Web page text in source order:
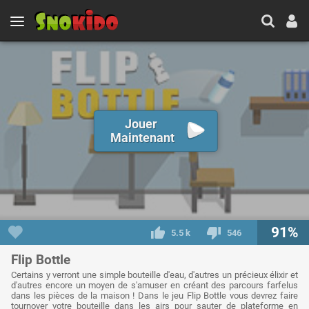
Jouer
Maintenant
5.5 k 546 91%
Flip Bottle
Certains y verront une simple bouteille d'eau, d'autres un précieux élixir et
d'autres encore un moyen de s'amuser en créant des parcours farfelus
dans les pièces de la maison ! Dans le jeu Flip Bottle vous devrez faire
tournoyer votre bouteille dans les airs pour sauter de plateforme en